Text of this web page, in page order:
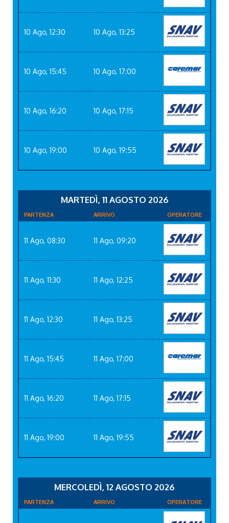
10 Ago, 12:30 10 Ago, 13:25
10 Ago, 15:45 10 Ago, 17:00
10 Ago, 16:20 10 Ago, 17:15
10 Ago, 19:00 10 Ago, 19:55
MARTEDÌ, 11 AGOSTO 2026
PARTENZA ARRIVO OPERATORE
11 Ago, 08:30 11 Ago, 09:20
11 Ago, 11:30 11 Ago, 12:25
11 Ago, 12:30 11 Ago, 13:25
11 Ago, 15:45 11 Ago, 17:00
11 Ago, 16:20 11 Ago, 17:15
11 Ago, 19:00 11 Ago, 19:55
MERCOLEDÌ, 12 AGOSTO 2026
PARTENZA ARRIVO OPERATORE